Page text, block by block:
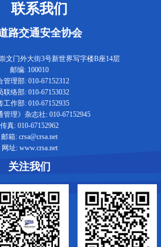
联系我们
路交通安全协会
文门外大街3号新世界写字楼B座14层
邮编: 100010
管理部: 010-67152312
联络部: 010-67153032
工作部: 010-67152935
管理》杂志社: 010-67152945
传真: 010-67152962
邮箱: crsa@crsa.net
网址: www.crsa.net
关注我们